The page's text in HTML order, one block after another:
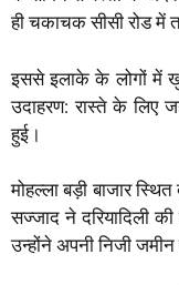
ही चकाचक सीसी रोड में
इससे इलाके के लोगों में
उदाहरण: रास्ते के लिए
हुई।
मोहल्ला बड़ी बाजार
सज्जाद ने दरियादिली
उन्होंने अपनी निजी